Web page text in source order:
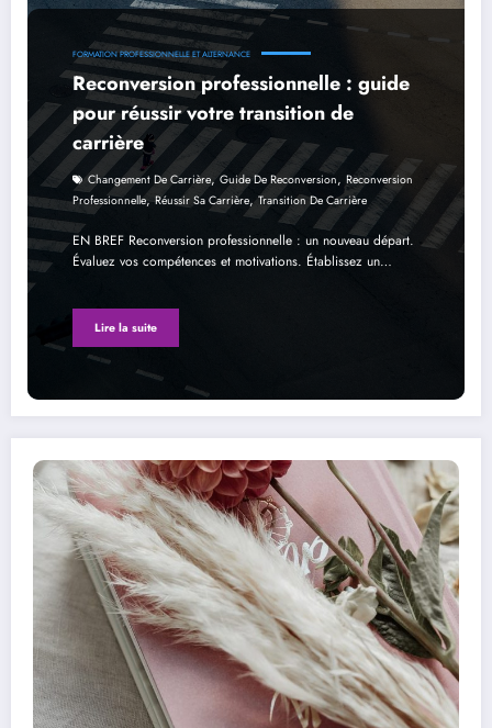
FORMATION PROFESSIONNELLE ET ALTERNANCE
Reconversion professionnelle : guide
pour réussir votre transition de
carrière
Changement De Carrière,Guide De Reconversion, Reconversion
Professionnelle,Réussir Sa Carrière,Transition De Carrière
EN BREF Reconversion professionnelle : un nouveau départ.
Évaluez vos compétences et motivations. Établissez un…
Lire la suite